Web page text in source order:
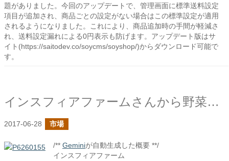
題がありました。今回のアップデートで、管理画面に標準送料設定
項目が追加され、商品ごとの設定がない場合はこの標準設定が適用
されるようになりました。これにより、商品追加時の手間が軽減さ
れ、送料設定漏れによる0円表示も防げます。アップデート版はサ
イト(https://saitodev.co/soycms/soyshop/)からダウンロード可能で
す。
インスフィアファームさんから野菜セットをいただきました
2017-06-28 市場
/** Geminiが自動生成した概要 **/
インスフィアファーム